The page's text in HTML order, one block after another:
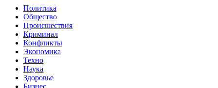
Политика
Общество
Происшествия
Криминал
Конфликты
Экономика
Техно
Наука
Здоровье
Бизнес